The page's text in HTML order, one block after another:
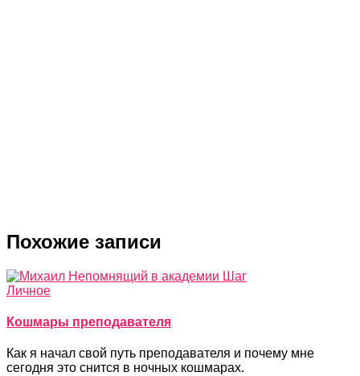
Похожие записи
Личное
Кошмары преподавателя
Как я начал свой путь преподавателя и почему мне
сегодня это снится в ночных кошмарах.